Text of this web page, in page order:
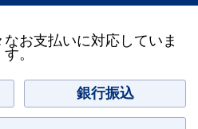
お支払いに対応していま
す。
銀行振込